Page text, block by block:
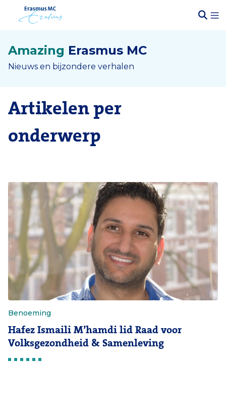
Amazing Erasmus MC
Nieuws en bijzondere verhalen
Artikelen per
onderwerp
Benoeming
Hafez Ismaili M’hamdi lid Raad voor
Volksgezondheid & Samenleving